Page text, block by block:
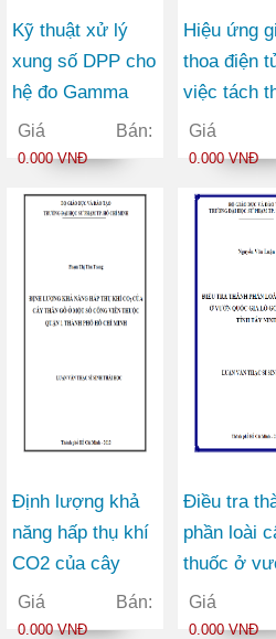
Kỹ thuật xử lý
xung số DPP cho
hệ đo Gamma
NaI(Tl)
Giá Bán:
0.000 VNĐ
Hiệu ứng
thoa điện
việc tách
tin cấu
tử oxy từ
Giá
0.000 VNĐ
Định lượng khả
năng hấp thụ khí
CO2 của cây
thân gỗ ở một số
công viên thuộc
Giá Bán:
0.000 VNĐ
Điều tra
phần loài
thuốc ở
quốc gia
Xa Mát tỉnh
Giá
0.000 VNĐ